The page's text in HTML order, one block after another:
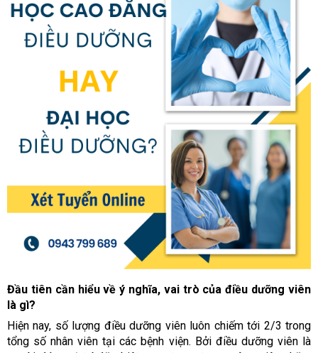
Đầu tiên cần hiểu về ý nghĩa, vai trò của điều dưỡng viên
là gì?
Hiện nay, số lượng điều dưỡng viên luôn chiếm tới 2/3 trong
tổng số nhân viên tại các bệnh viện. Bởi điều dưỡng viên là